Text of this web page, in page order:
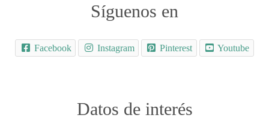
Síguenos en
Facebook Instagram Pinterest Youtube
Datos de interés